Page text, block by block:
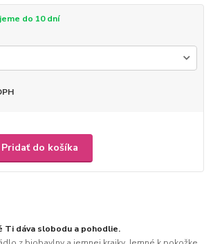
do 10 dní
Pridať do košíka
Ti dáva slobodu a pohodlie.